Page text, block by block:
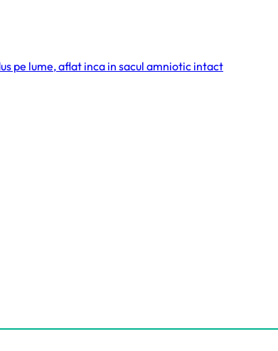
pe lume, aflat inca in sacul amniotic intact